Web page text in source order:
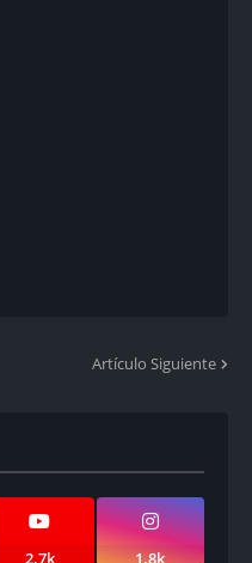
Artículo Siguiente
2.7k 1.8k